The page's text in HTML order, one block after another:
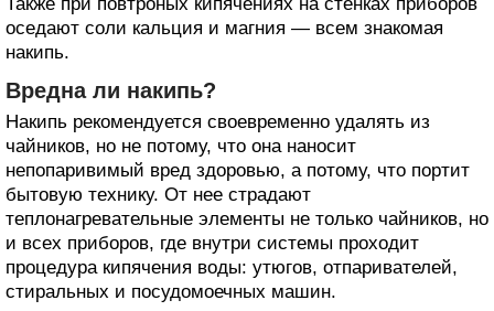
Также при повтроных кипячениях на стенках приборов
оседают соли кальция и магния — всем знакомая
накипь.
Вредна ли накипь?
Накипь рекомендуется своевременно удалять из
чайников, но не потому, что она наносит
непопаривимый вред здоровью, а потому, что портит
бытовую технику. От нее страдают
теплонагревательные элементы не только чайников, но
и всех приборов, где внутри системы проходит
процедура кипячения воды: утюгов, отпаривателей,
стиральных и посудомоечных машин.